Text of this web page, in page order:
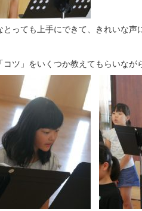
とっても上手にできて、きれいな声
ツ」をいくつか教えてもらいなが